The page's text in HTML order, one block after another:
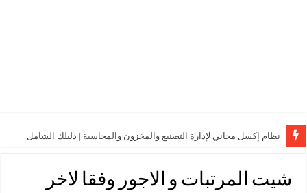
نظام إكسل مجاني لإدارة التصنيع والمخزون والمحاسبة | دليلك الشامل
شيت المرتبات و الاجور وفقا لاخر